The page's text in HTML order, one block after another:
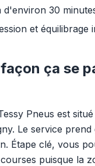
d'environ 30
et équilibrage
ça se
Pneus est
Le service
Étape clé, vous
puisque la